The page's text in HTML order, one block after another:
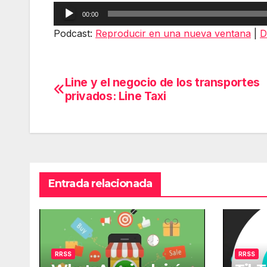
Reproductor
de
00:00
Podcast: Reproducir en una nueva ventana
Navegación
entradas
Line y el negocio de los transportes
privados: Line Taxi
Entrada relacionada
RRSS RRSS